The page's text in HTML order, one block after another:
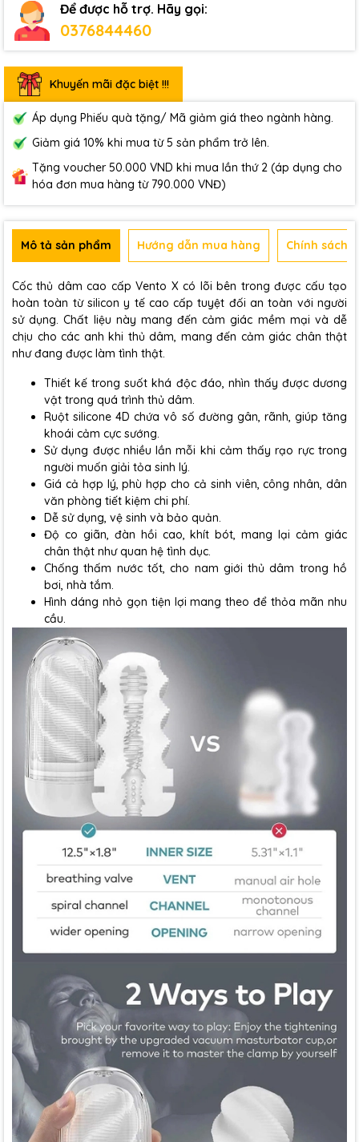
Để được hỗ trợ. Hãy gọi:
0376844460
Khuyến mãi đặc biệt !!!
Áp dụng Phiếu quà tặng/ Mã giảm giá theo ngành hàng.
Giảm giá 10% khi mua từ 5 sản phẩm trở lên.
Tặng voucher 50.000 VND khi mua lần thứ 2 (áp dụng cho
hóa đơn mua hàng từ 790.000 VNĐ)
Mô tả sản phẩm Hướng dẫn mua hàng Chính sách
Cốc thủ dâm cao cấp Vento X có lõi bên trong được cấu tạo
hoàn toàn từ silicon y tế cao cấp tuyệt đối an toàn với người
sử dụng. Chất liệu này mang đến cảm giác mềm mại và dễ
chịu cho các anh khi thủ dâm, mang đến cảm giác chân thật
như đang được làm tình thật.
Thiết kế trong suốt khá độc đáo, nhìn thấy được dương
vật trong quá trình thủ dâm.
Ruột silicone 4D chứa vô số đường gân, rãnh, giúp tăng
khoái cảm cực sướng.
Sử dụng được nhiều lần mỗi khi cảm thấy rạo rực trong
người muốn giải tỏa sinh lý.
Giá cả hợp lý, phù hợp cho cả sinh viên, công nhân, dân
văn phòng tiết kiệm chi phí.
Dễ sử dụng, vệ sinh và bảo quản.
Độ co giãn, đàn hồi cao, khít bót, mang lại cảm giác
chân thật như quan hệ tình dục.
Chống thấm nước tốt, cho nam giới thủ dâm trong hồ
bơi, nhà tắm.
Hình dáng nhỏ gọn tiện lợi mang theo để thỏa mãn nhu
cầu.